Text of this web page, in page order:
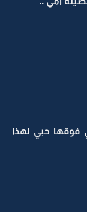
فوقها حبي لهذا